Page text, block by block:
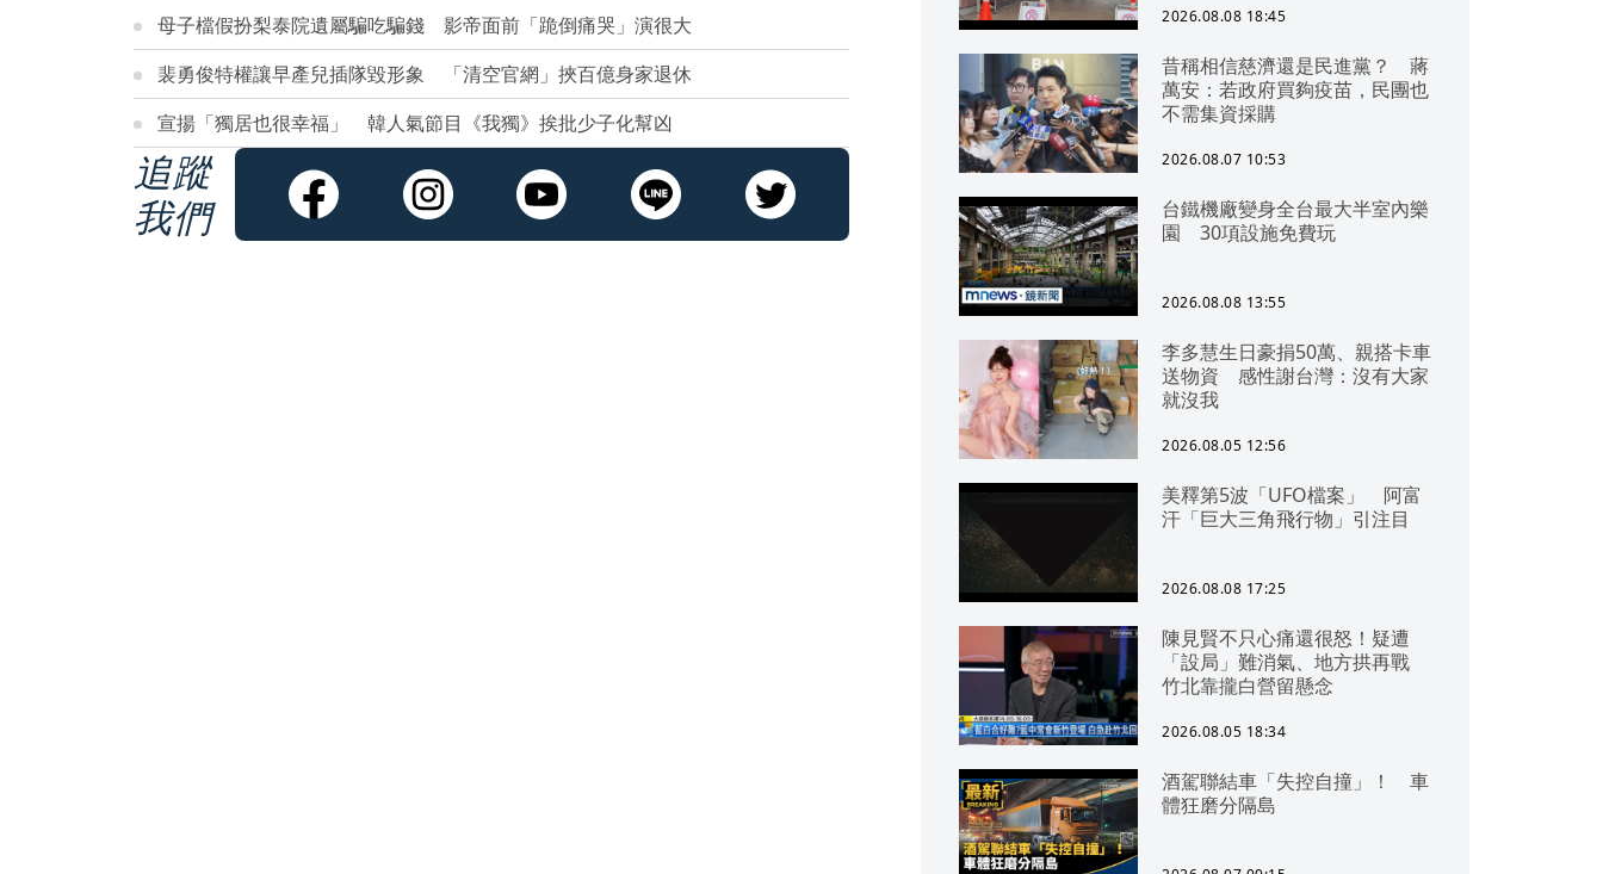
母子檔假扮梨泰院遺屬騙吃騙錢 影帝面前「跪倒痛哭」演很大
裴勇俊特權讓早產兒插隊毀形象 「清空官網」挾百億身家退休
宣揚「獨居也很幸福」 韓人氣節目《我獨》挨批少子化幫凶
追蹤
我們
2026.08.08 18:45
昔稱相信慈濟還是民進黨？ 蔣
萬安：若政府買夠疫苗，民團也
不需集資採購
2026.08.07 10:53
台鐵機廠變身全台最大半室內樂
園 30項設施免費玩
2026.08.08 13:55
李多慧生日豪捐50萬、親搭卡車
送物資 感性謝台灣：沒有大家
就沒我
2026.08.05 12:56
美釋第5波「UFO檔案」 阿富
汗「巨大三角飛行物」引注目
2026.08.08 17:25
陳見賢不只心痛還很怒！疑遭
「設局」難消氣、地方拱再戰
竹北靠攏白營留懸念
2026.08.05 18:34
酒駕聯結車「失控自撞」！ 車
體狂磨分隔島